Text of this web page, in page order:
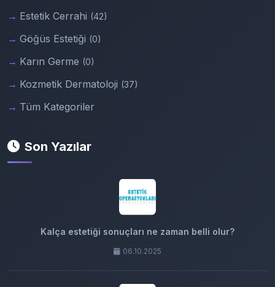
Estetik Cerrahi (42)
Göğüs Estetiği (0)
Karın Germe (0)
Kozmetik Dermatoloji (37)
Tüm Kategoriler
Son Yazılar
Kalça estetiği sonuçları ne zaman belli olur?
06.10.2025